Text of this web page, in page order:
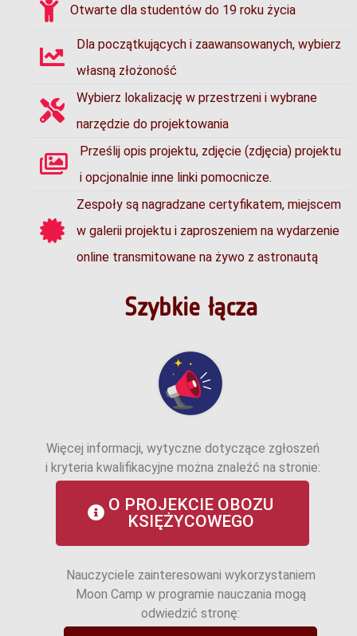
Otwarte dla studentów do 19 roku życia
Dla początkujących i zaawansowanych, wybierz
własną złożoność
Wybierz lokalizację w przestrzeni i wybrane
narzędzie do projektowania
Prześlij opis projektu, zdjęcie (zdjęcia) projektu
i opcjonalnie inne linki pomocnicze.
Zespoły są nagradzane certyfikatem, miejscem
w galerii projektu i zaproszeniem na wydarzenie
online transmitowane na żywo z astronautą
Szybkie łącza
Więcej informacji, wytyczne dotyczące zgłoszeń
i kryteria kwalifikacyjne można znaleźć na stronie:
O PROJEKCIE OBOZU
KSIĘŻYCOWEGO
Nauczyciele zainteresowani wykorzystaniem
Moon Camp w programie nauczania mogą
odwiedzić stronę: